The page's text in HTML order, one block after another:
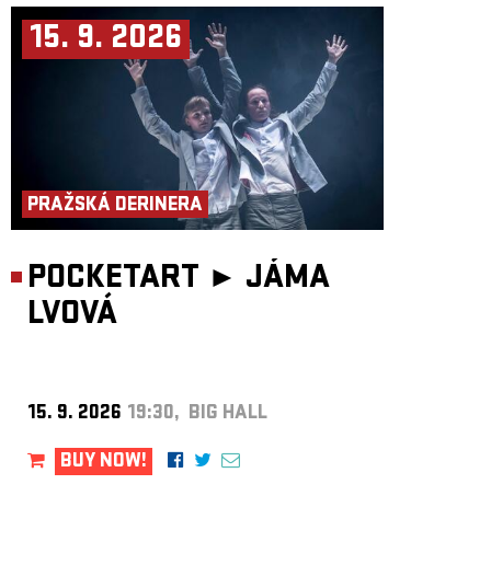
15. 9. 2026
PRAŽSKÁ DERINERA
POCKETART ► JÁMA
LVOVÁ
15. 9. 2026 19:30, BIG HALL
BUY NOW!